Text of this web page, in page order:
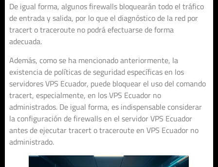
De igual forma, algunos firewalls bloquearán todo el tráfico
de entrada y salida, por lo que el diagnóstico de la red por
tracert o traceroute no podrá efectuarse de forma
adecuada.
Además, como se ha mencionado anteriormente, la
existencia de políticas de seguridad específicas en los
servidores VPS Ecuador, puede bloquear el uso del comando
tracert, especialmente, en los VPS Ecuador no
administrados. De igual forma, es indispensable considerar
la configuración de firewalls en el servidor VPS Ecuador
antes de ejecutar tracert o traceroute en VPS Ecuador no
administrado.